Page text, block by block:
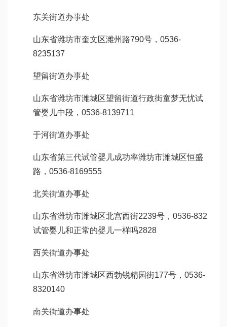
东关街道办事处
山东省潍坊市奎文区潍州路790号，0536-
8235137
望留街道办事处
山东省潍坊市潍城区望留街道行政街童梦无忧试
管婴儿中段，0536-8139711
于河街道办事处
山东省第三代试管婴儿成功率潍坊市潍城区恒盛
路，0536-8169555
北关街道办事处
山东省潍坊市潍城区北宫西街2239号，0536-832
试管婴儿和正常的婴儿一样吗2828
西关街道办事处
山东省潍坊市潍城区西勃锐精园街177号，0536-
8320140
南关街道办事处